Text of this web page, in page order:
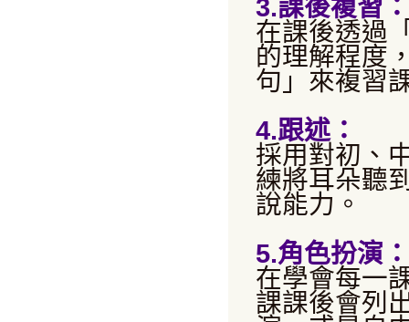
3.課後複習：
在課後透過
的理解程度
句」來複習
4.跟述：
採用對初、
練將耳朵聽
說能力。
5.角色扮演：
在學會每一
課課後會列